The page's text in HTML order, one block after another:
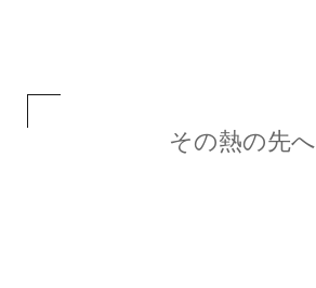
その熱の先へ